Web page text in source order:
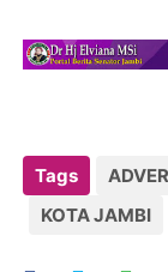
Tags
KOTA JAMBI